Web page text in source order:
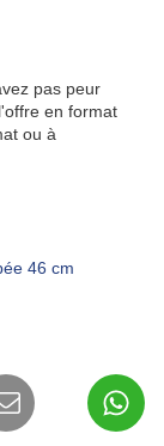
pas peur
en format
ou à
46 cm